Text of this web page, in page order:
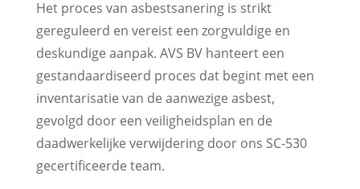
Het proces van asbestsanering is strikt
gereguleerd en vereist een zorgvuldige en
deskundige aanpak. AVS BV hanteert een
gestandaardiseerd proces dat begint met een
inventarisatie van de aanwezige asbest,
gevolgd door een veiligheidsplan en de
daadwerkelijke verwijdering door ons SC-530
gecertificeerde team.